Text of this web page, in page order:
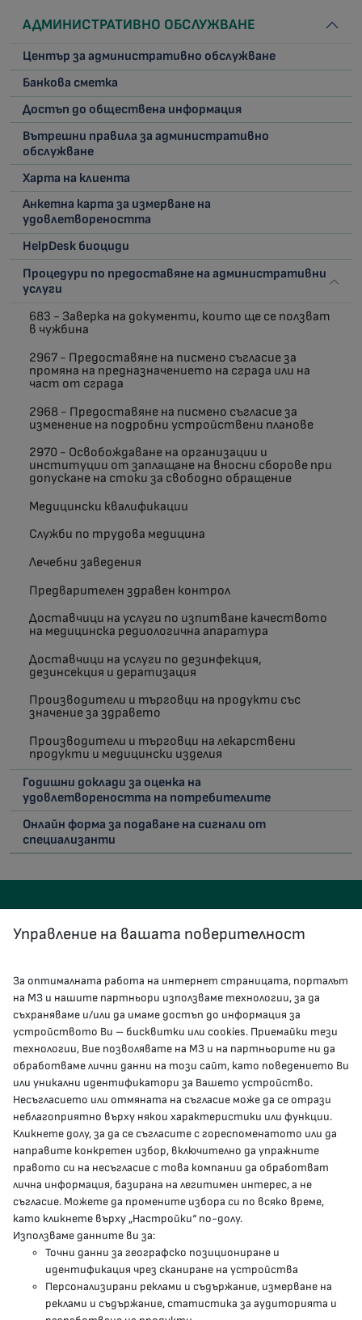
АДМИНИСТРАТИВНО ОБСЛУЖВАНЕ
Център за административно обслужване
Банкова сметка
Достъп до обществена информация
Вътрешни правила за административно
обслужване
Харта на клиента
Анкетна карта за измерване на
удовлетвореността
HelpDesk биоциди
Процедури по предоставяне на административни
услуги
683 - Заверка на документи, които ще се ползват
в чужбина
2967 - Предоставяне на писмено съгласие за
промяна на предназначението на сграда или на
част от сграда
2968 - Предоставяне на писмено съгласие за
изменение на подробни устройствени планове
2970 - Освобождаване на организации и
институции от заплащане на вносни сборове при
допускане на стоки за свободно обращение
Медицински квалификации
Служби по трудова медицина
Лечебни заведения
Предварителен здравен контрол
Доставчици на услуги по изпитване качеството
на медицинска редиологична апаратура
Доставчици на услуги по дезинфекция,
дезинсекция и дератизация
Производители и търговци на продукти със
значение за здравето
Производители и търговци на лекарствени
продукти и медицински изделия
Годишни доклади за оценка на
удовлетвореността на потребителите
Онлайн форма за подаване на сигнали от
специализанти
КОНТАКТИ
гр.София, 1000, пл. „Света Неделя“ №5
delovodstvo@mh.government.bg
presscenter@mh.government.bg
МЗ В СОЦИАЛНИТЕ МРЕЖИ
Facebook страница
Instragram профил
YouTube канал
Threads профил
Управление на вашата поверителност
За оптималната работа на интернет страницата, порталът
на МЗ и нашите партньори използваме технологии, за да
съхраняваме и/или да имаме достъп до информация за
устройството Ви – бисквитки или cookies. Приемайки тези
технологии, Вие позволявате на МЗ и на партньорите ни да
обработваме лични данни на този сайт, като поведението Ви
или уникални идентификатори за Вашето устройство.
Несъгласието или отмяната на съгласие може да се отрази
неблагоприятно върху някои характеристики или функции.
Кликнете долу, за да се съгласите с гореспоменатото или да
направите конкретен избор, включително да упражните
правото си на несъгласие с това компании да обработват
лична информация, базирана на легитимен интерес, а не
съгласие. Можете да промените избора си по всяко време,
като кликнете върху „Настройки“ по-долу.
Използваме данните ви за:
Точни данни за географско позициониране и
идентификация чрез сканиране на устройства
Персонализирани реклами и съдържание, измерване на
реклами и съдържание, статистика за аудиторията и